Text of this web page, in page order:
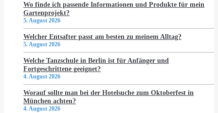
Wo finde ich passende Informationen und Produkte für mein
Gartenprojekt?
5. August 2026
Welcher Entsafter passt am besten zu meinem Alltag?
5. August 2026
Welche Tanzschule in Berlin ist für Anfänger und
Fortgeschrittene geeignet?
4. August 2026
Worauf sollte man bei der Hotelsuche zum Oktoberfest in
München achten?
4. August 2026